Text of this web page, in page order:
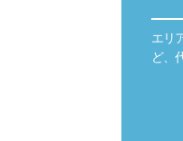
エリ
ど、